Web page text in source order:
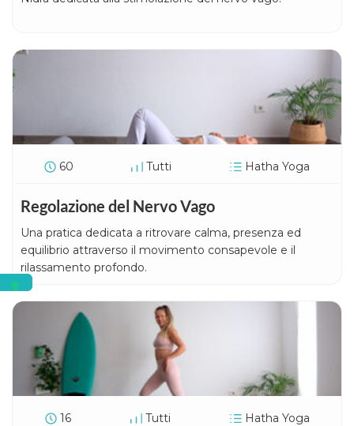
60 Tutti Hatha Yoga
Regolazione del Nervo Vago
Una pratica dedicata a ritrovare calma, presenza ed
equilibrio attraverso il movimento consapevole e il
rilassamento profondo.
16 Tutti Hatha Yoga